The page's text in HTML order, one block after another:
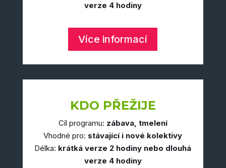
verze 4 hodiny
Více informací
KDO PŘEŽIJE
Cíl programu: zábava, tmelení
Vhodné pro: stávající i nové kolektivy
Délka: krátká verze 2 hodiny nebo dlouhá
verze 4 hodiny